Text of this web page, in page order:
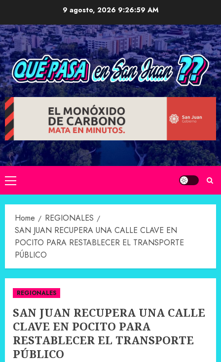
content
9 agosto, 2026 9:27:00 AM
Primary
Menu
Home
REGIONALES
SAN JUAN RECUPERA UNA CALLE CLAVE EN
POCITO PARA RESTABLECER EL TRANSPORTE
PÚBLICO
REGIONALES
SAN JUAN RECUPERA UNA CALLE
CLAVE EN POCITO PARA
RESTABLECER EL TRANSPORTE
PÚBLICO